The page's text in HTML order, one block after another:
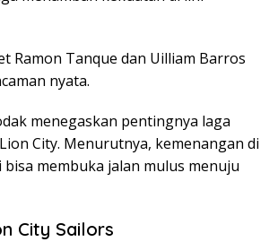
Ramon Tanque dan Uilliam Barros
nyata.
menegaskan pentingnya laga
City. Menurutnya, kemenangan di
membuka jalan mulus menuju
City Sailors